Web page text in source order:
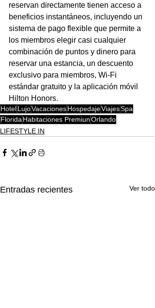
reservan directamente tienen acceso a
beneficios instantáneos, incluyendo un
sistema de pago flexible que permite a
los miembros elegir casi cualquier
combinación de puntos y dinero para
reservar una estancia, un descuento
exclusivo para miembros, Wi-Fi
estándar gratuito y la aplicación móvil
Hilton Honors.
HotelLujoVacacionesHospedajeViajesSpa
Florida Habitaciones PremiunOrlando
LIFESTYLE IN
Entradas recientes Ver todo